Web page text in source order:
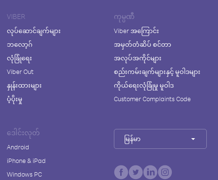
VIBER
လုပ်ဆောင်ချက်များ
ဘလော့ဂ်
လုံခြုံရေး
Viber Out
နှုန်းထားများ
ပံ့ပိုးမှု
ကုမ္ပဏီ
Viber အကြောင်း
အမှတ်တံဆိပ် စင်တာ
အလုပ်အကိုင်များ
စည်းကမ်းချက်များနှင့် မူဝါဒများ
ကိုယ်ရေးလုံခြုံမှု မူဝါဒ
Customer Complaints Code
ဒေါင်းလုတ်
Android
iPhone & iPad
Windows PC
မြန်မာ